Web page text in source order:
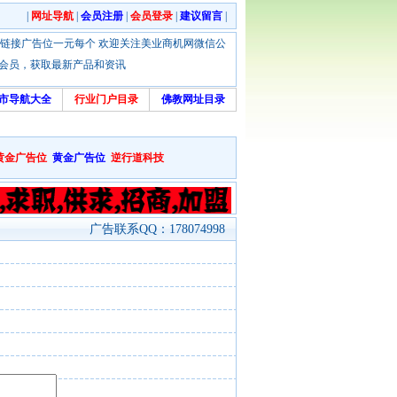
网址导航 会员注册 会员登录 建议留言
接广告位一元每个 欢迎关注美业商机网微信公
员，获取最新产品和资讯
导航大全 行业门户目录 佛教网址目录
金广告位 黄金广告位 逆行道科技
广告联系QQ：178074998